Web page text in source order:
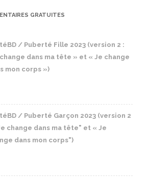
GRATUITES
/ Puberté Fille 2023 (version 2 :
dans ma tête » et « Je change
mon corps »)
/ Puberté Garçon 2023 (version 2
change dans ma tête" et « Je
dans mon corps")